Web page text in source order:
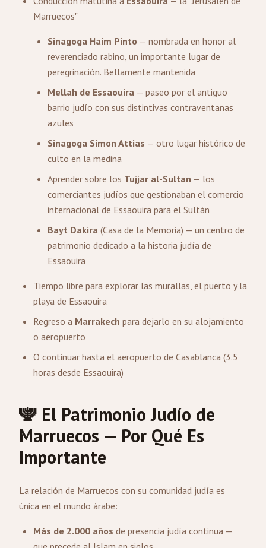
Marruecos"
Sinagoga Haim Pinto — nombrada en honor al
reverenciado rabino, un importante lugar de
peregrinación. Bellamente mantenida
Mellah de Essaouira — paseo por el antiguo
barrio judío con sus distintivas contraventanas
azules
Sinagoga Simon Attias — otro lugar histórico de
culto en la medina
Aprender sobre los Tujjar al-Sultan — los
comerciantes judíos que gestionaban el comercio
internacional de Essaouira para el Sultán
Bayt Dakira (Casa de la Memoria) — un centro de
patrimonio dedicado a la historia judía de
Essaouira
Tiempo libre para explorar las murallas, el puerto y la
playa de Essaouira
Regreso a Marrakech para dejarlo en su alojamiento
o aeropuerto
O continuar hasta el aeropuerto de Casablanca (3.5
horas desde Essaouira)
🕎 El Patrimonio Judío de
Marruecos — Por Qué Es
Importante
La relación de Marruecos con su comunidad judía es
única en el mundo árabe:
Más de 2.000 años de presencia judía continua —